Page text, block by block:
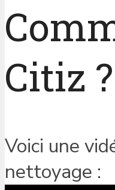
Citiz ?
Voici une
nettoyage :